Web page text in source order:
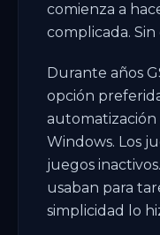
comienza a
complicada. Sin
Durante años
opción
automatización
Windows. Los
juegos
usaban para
simplicidad lo